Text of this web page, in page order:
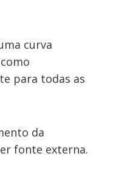
curva
para todas as
da
fonte externa.